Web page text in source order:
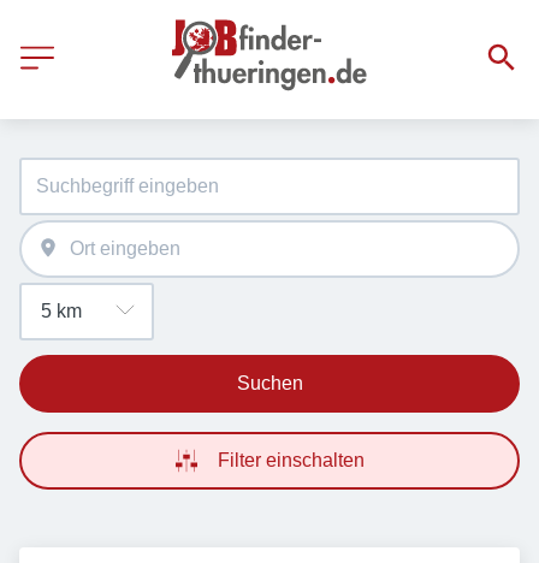
Suchen
Filter einschalten